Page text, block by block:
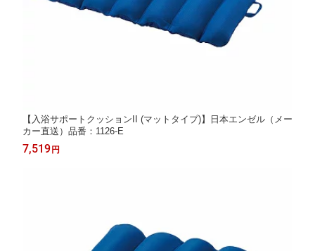
【入浴サポートクッションII (マットタイプ)】日本エンゼル（メー
カー直送）品番：1126-E
7,519 円